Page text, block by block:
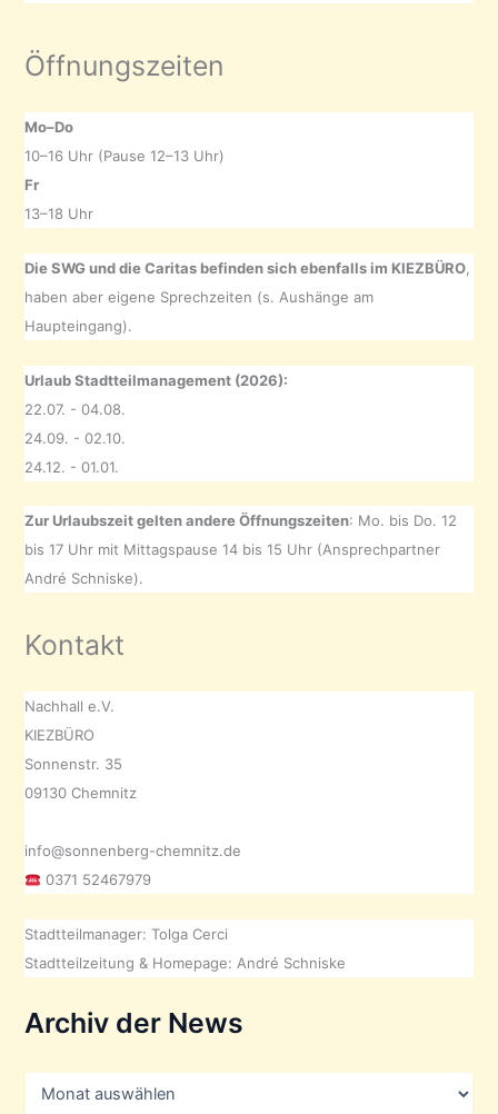
Öffnungszeiten
Mo–Do
10–16 Uhr (Pause 12–13 Uhr)
Fr
13–18 Uhr
Die SWG und die Caritas befinden sich ebenfalls im KIEZBÜRO
haben aber eigene Sprechzeiten (s. Aushänge am
Haupteingang).
Urlaub Stadtteilmanagement (2026):
22.07. - 04.08.
24.09. - 02.10.
24.12. - 01.01.
Zur Urlaubszeit gelten andere Öffnungszeiten: Mo. bis Do. 12
bis 17 Uhr mit Mittagspause 14 bis 15 Uhr (Ansprechpartner
André Schniske).
Kontakt
Nachhall e.V.
KIEZBÜRO
Sonnenstr. 35
09130 Chemnitz
info@sonnenberg-chemnitz.de
0371 52467979
Stadtteilmanager: Tolga Cerci
Stadtteilzeitung & Homepage: André Schniske
Archiv der News